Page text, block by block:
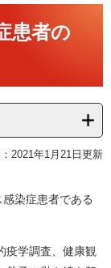
患者の
2021年1月21日更新
染症患者である
疫学調査、健康観